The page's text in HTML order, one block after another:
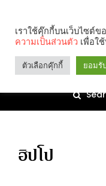
ฮิปโป
เราใช้คุ๊กกี้บนเว็บไซต์
ความเป็นส่วนตัว เพื่อใ
ตัวเลือกคุ๊กกี้ ยอมรั